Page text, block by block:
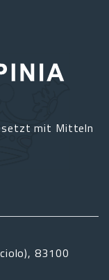
mit Mitteln
83100